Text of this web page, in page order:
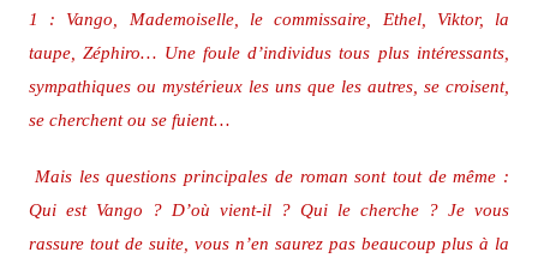
1 : Vango, Mademoiselle, le commissaire, Ethel, Viktor, la
taupe, Zéphiro… Une foule d’individus tous plus intéressants,
sympathiques ou mystérieux les uns que les autres, se croisent,
se cherchent ou se fuient…
Mais les questions principales de roman sont tout de même :
Qui est Vango ? D’où vient-il ? Qui le cherche ? Je vous
rassure tout de suite, vous n’en saurez pas beaucoup plus à la